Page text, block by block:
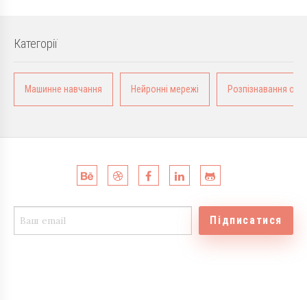
Категорії
Машинне навчання Нейронні мережі Розпізнавання
Підписатися